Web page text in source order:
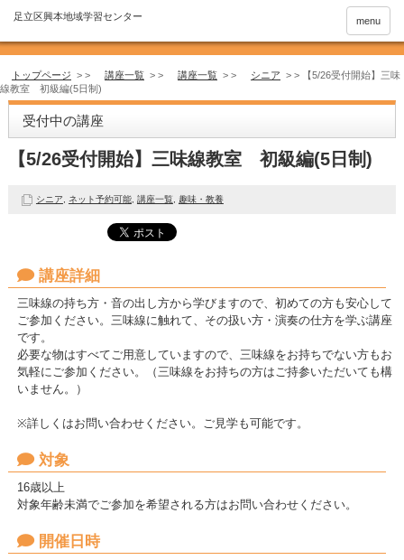
menu
トップページ > > 講座一覧 > > 講座一覧 > > シニア > >
【5/26受付開始】三味
線教室 初級編(5日制)
受付中の講座
【5/26受付開始】三味線教室 初級編(5日制)
シニア ネット予約可能, 講座一覧, 趣味・教養
講座詳細
三味線の持ち方・音の出し方から学びますので、初めての方も安心して
ご参加ください。三味線に触れて、その扱い方・演奏の仕方を学ぶ講座
です。
必要な物はすべてご用意していますので、三味線をお持ちでない方もお
気軽にご参加ください。（三味線をお持ちの方はご持参いただいても構
いません。）
※詳しくはお問い合わせください。ご見学も可能です。
対象
16歳以上
対象年齢未満でご参加を希望される方はお問い合わせください。
開催日時